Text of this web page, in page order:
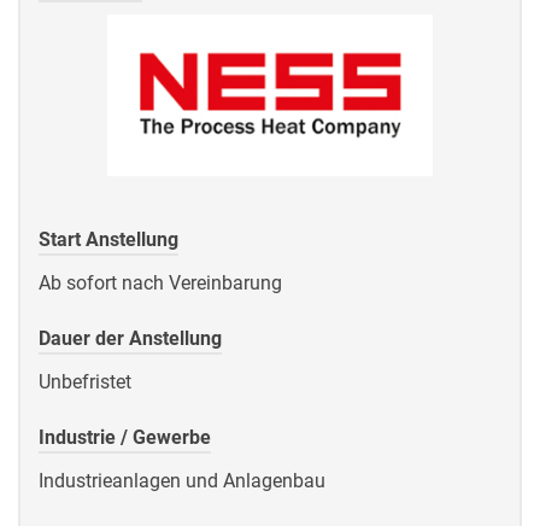
Start Anstellung
Ab sofort nach Vereinbarung
Dauer der Anstellung
Unbefristet
Industrie / Gewerbe
Industrieanlagen und Anlagenbau